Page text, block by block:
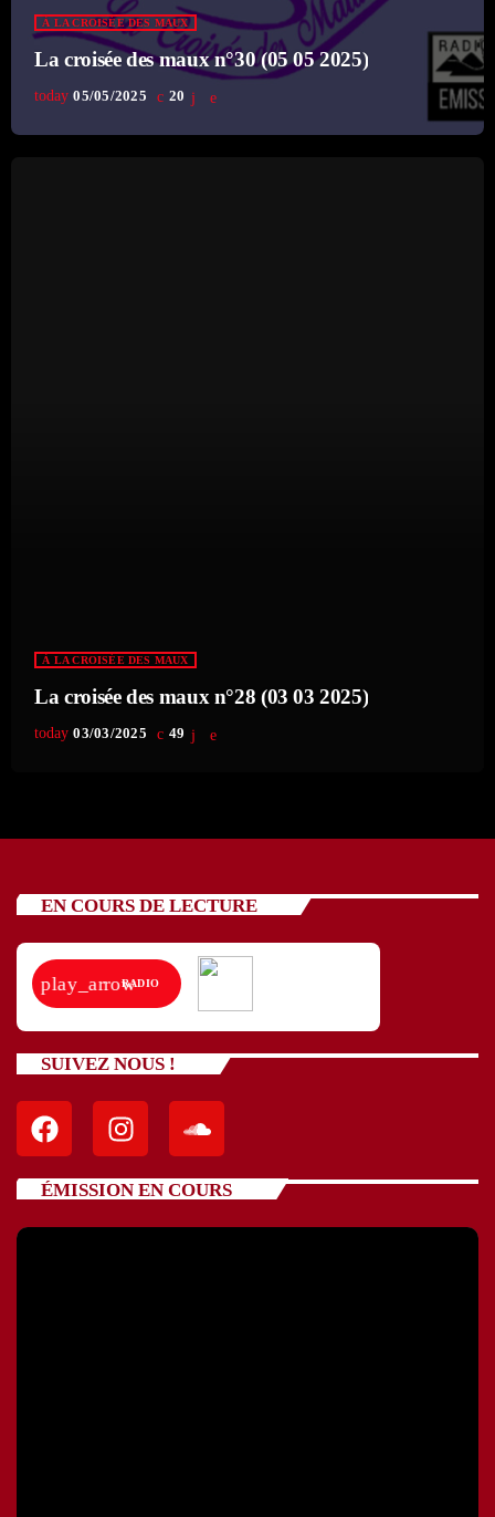
RFI
08:00 - 08:15
À LA CROISÉE DES MAUX
La croisée des maux n°30 (05 05 2025)
today 05/05/2025 20
À LA CROISÉE DES MAUX
La croisée des maux n°28 (03 03 2025)
today 03/03/2025 49
EN COURS DE LECTURE
play_arrowRADIO
SUIVEZ NOUS !
ÉMISSION EN COURS